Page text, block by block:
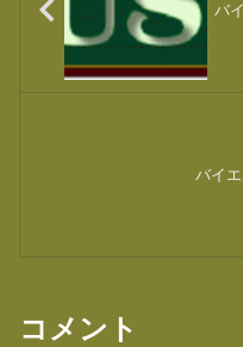
バ
バイ
コメント